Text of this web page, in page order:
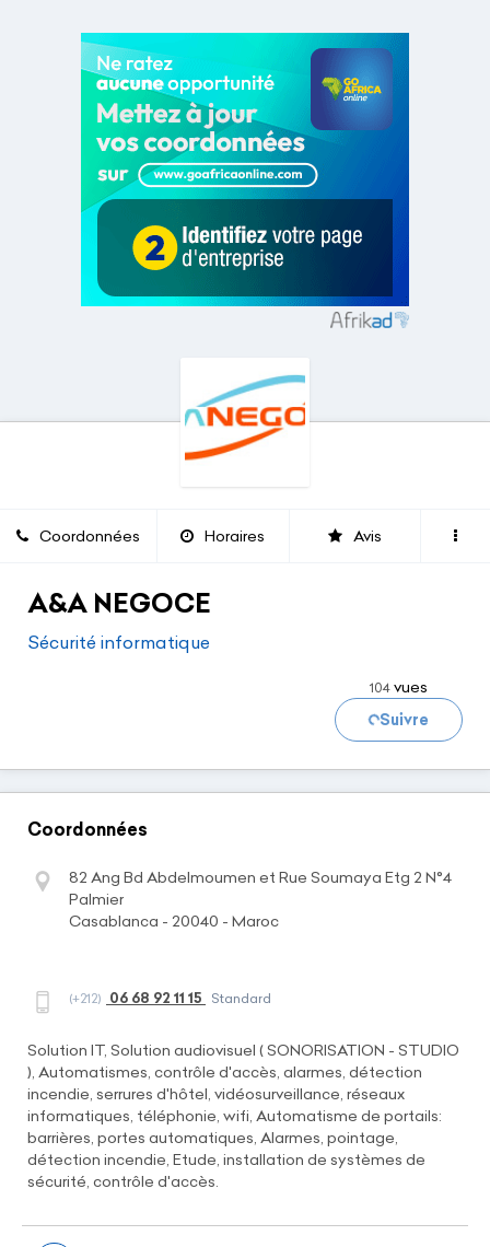
Coordonnées Horaires Avis
A&A NEGOCE
Sécurité informatique
104 vues
Chargement... Suivre
Coordonnées
82 Ang Bd Abdelmoumen et Rue Soumaya Etg 2 N°4
Palmier
Casablanca - 20040 - Maroc
(+212) 06 68 92 11 15 Standard
Solution IT, Solution audiovisuel ( SONORISATION - STUDIO
), Automatismes, contrôle d'accès, alarmes, détection
incendie, serrures d'hôtel, vidéosurveillance, réseaux
informatiques, téléphonie, wifi, Automatisme de portails:
barrières, portes automatiques, Alarmes, pointage,
détection incendie, Etude, installation de systèmes de
sécurité, contrôle d'accès.